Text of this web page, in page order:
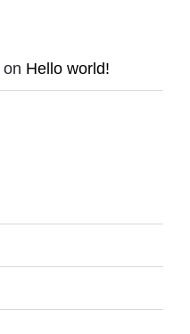
on Hello world!